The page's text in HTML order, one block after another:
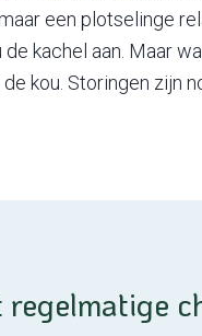
een plotselinge
kachel aan. Maar
kou. Storingen